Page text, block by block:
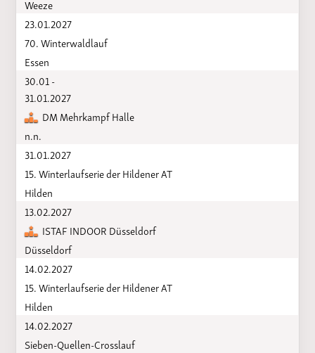
Weeze
23.01.2027
70. Winterwaldlauf
Essen
30.01 -
31.01.2027
DM Mehrkampf Halle
n.n.
31.01.2027
15. Winterlaufserie der Hildener AT
Hilden
13.02.2027
ISTAF INDOOR Düsseldorf
Düsseldorf
14.02.2027
15. Winterlaufserie der Hildener AT
Hilden
14.02.2027
Sieben-Quellen-Crosslauf